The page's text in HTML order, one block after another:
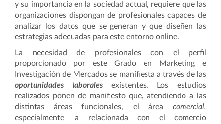
y su importancia en la sociedad actual, requiere que las
organizaciones dispongan de profesionales capaces de
analizar los datos que se generan y que diseñen las
estrategias adecuadas para este entorno online.
La necesidad de profesionales con el perfil
proporcionado por este Grado en Marketing e
Investigación de Mercados se manifiesta a través de las
oportunidades laboralesexistentes. Los estudios
realizados ponen de manifiesto que, atendiendo a las
distintas áreas funcionales, el área comercial,
especialmente la relacionada con el comercio